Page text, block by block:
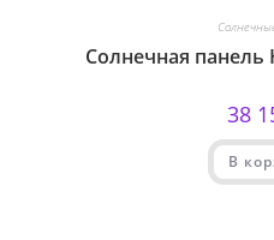
Солнечная панель
38
В